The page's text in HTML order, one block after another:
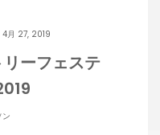
4月 27, 2019
ーフェステ
ン